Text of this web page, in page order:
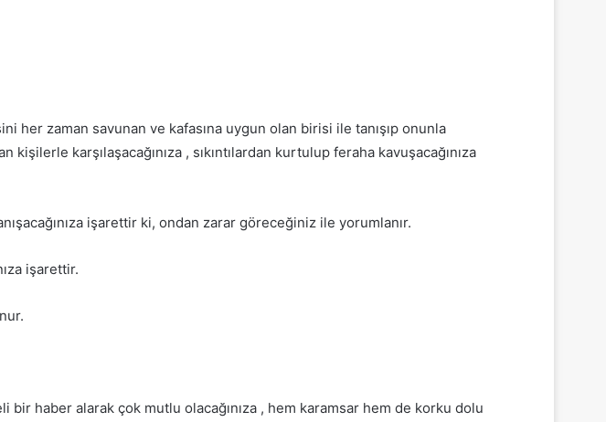
her zaman savunan ve kafasına uygun olan birisi ile tanışıp onunla
karşılaşacağınıza , sıkıntılardan kurtulup feraha kavuşacağınıza
işarettir ki, ondan zarar göreceğiniz ile yorumlanır.
işarettir.
bir haber alarak çok mutlu olacağınıza , hem karamsar hem de korku dolu